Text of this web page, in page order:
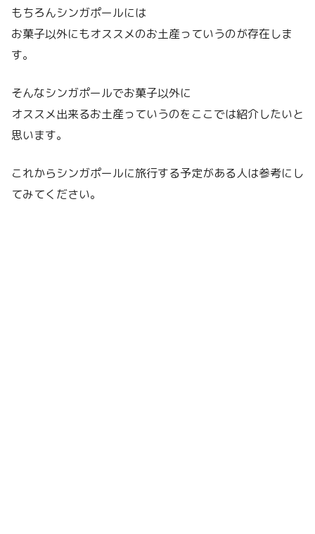
もちろんシンガポールには
お菓子以外にもオススメのお土産っていうのが存在しま
す。
そんなシンガポールでお菓子以外に
オススメ出来るお土産っていうのをここでは紹介したいと
思います。
これからシンガポールに旅行する予定がある人は参考にし
てみてください。